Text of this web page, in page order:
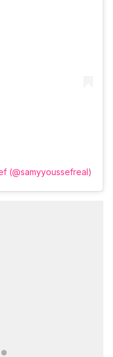
(@samyyoussefreal)